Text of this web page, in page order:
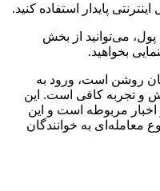
پایدار استفاده کنید.
می‌توانید از بخش
بخواهید.
روشن است، ورود به
و تجربه‌ کافی است. این
اخبار مربوطه است و این
معامله‌ای به خوانندگان